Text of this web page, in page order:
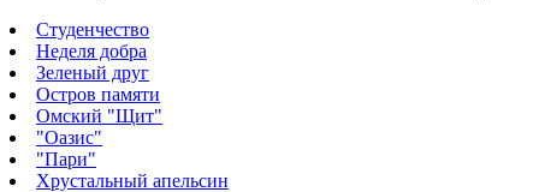
Студенчество
Неделя добра
Зеленый друг
Остров памяти
Омский "Щит"
"Оазис"
"Пари"
Хрустальный апельсин